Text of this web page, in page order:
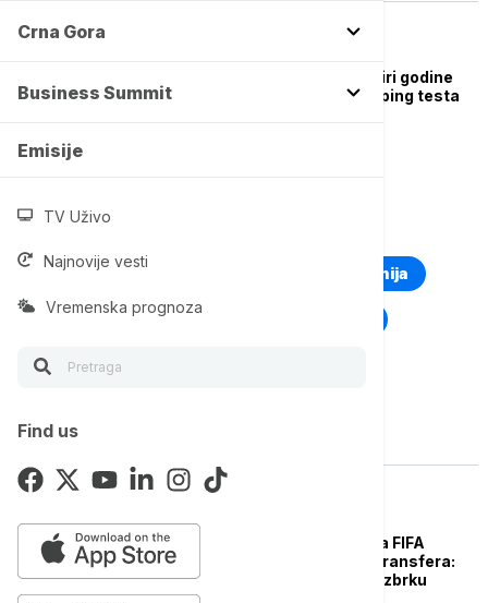
Crna Gora
Business Summit
Emisije
TV Uživo
Najnovije vesti
Vremenska prognoza
Find us
Marketa Vondrušova
suspendovana na četiri godine
zbog odbijanja antidoping testa
TOP TAGOVI
Euronews Montenegro Kosovo i Metohija
Rat u Ukrajini Kriza na Bliskom istoku
Crvena zvezda skinula FIFA
suspenziju sa svojih transfera:
Neradni dan napravio zbrku